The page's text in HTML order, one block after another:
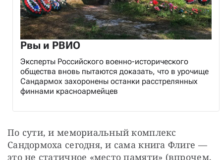
Рвы и РВИО
Эксперты Российского военно-исторического
общества вновь пытаются доказать, что в урочище
Сандармох захоронены останки расстрелянных
финнами красноармейцев
По сути, и мемориальный комплекс
Сандормоха сегодня, и сама книга Флиге —
это не статичное «место памяти» (впрочем,